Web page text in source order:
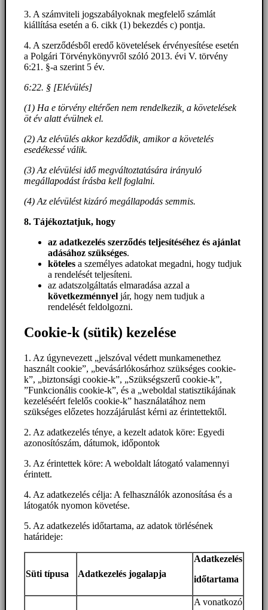
3. A számviteli jogszabályoknak megfelelő számlát
kiállítása esetén a 6. cikk (1) bekezdés c) pontja.
4. A szerződésből eredő követelések érvényesítése esetén
a Polgári Törvénykönyvről szóló 2013. évi V. törvény
6:21. §-a szerint 5 év.
6:22. § [Elévülés]
(1) Ha e törvény eltérően nem rendelkezik, a követelések
öt év alatt évülnek el.
(2) Az elévülés akkor kezdődik, amikor a követelés
esedékessé válik.
(3) Az elévülési idő megváltoztatására irányuló
megállapodást írásba kell foglalni.
(4) Az elévülést kizáró megállapodás semmis.
8. Tájékoztatjuk, hogy
az adatkezelés szerződés teljesítéséhez és ajánlat
adásához szükséges.
köteles a személyes adatokat megadni, hogy tudjuk
a rendelését teljesíteni.
az adatszolgáltatás elmaradása azzal a
következménnyel jár, hogy nem tudjuk a
rendelését feldolgozni.
Cookie-k (sütik) kezelése
1. Az úgynevezett „jelszóval védett munkamenethez
használt cookie”, „bevásárlókosárhoz szükséges cookie-
k”, „biztonsági cookie-k”, „Szükségszerű cookie-k”,
”Funkcionális cookie-k”, és a „weboldal statisztikájának
kezeléséért felelős cookie-k” használatához nem
szükséges előzetes hozzájárulást kérni az érintettektől.
2. Az adatkezelés ténye, a kezelt adatok köre: Egyedi
azonosítószám, dátumok, időpontok
3. Az érintettek köre: A weboldalt látogató valamennyi
érintett.
4. Az adatkezelés célja: A felhasználók azonosítása és a
látogatók nyomon követése.
5. Az adatkezelés időtartama, az adatok törlésének
határideje:
Süti típusa Adatkezelés jogalapja
Adatkezelés
időtartama
A vonatkozó